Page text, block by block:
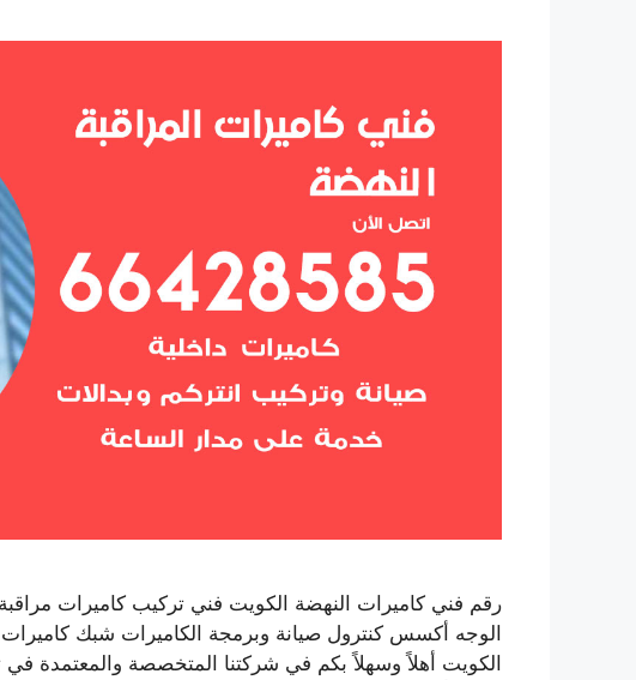
رقم فني كاميرات النهضة الكويت فني تركيب كاميرات
الوجه أكسس كنترول صيانة وبرمجة الكاميرات شبك
الكويت أهلاً وسهلاً بكم في شركتنا المتخصصة والمعتمدة